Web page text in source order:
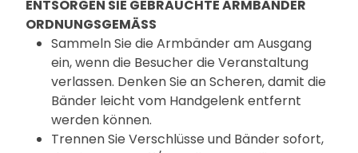
ENTSORGEN SIE GEBRAUCHTE ARMBÄNDER
ORDNUNGSGEMÄSS
Sammeln Sie die Armbänder am Ausgang
ein, wenn die Besucher die Veranstaltung
verlassen. Denken Sie an Scheren, damit die
Bänder leicht vom Handgelenk entfernt
werden können.
Trennen Sie Verschlüsse und Bänder sofort,